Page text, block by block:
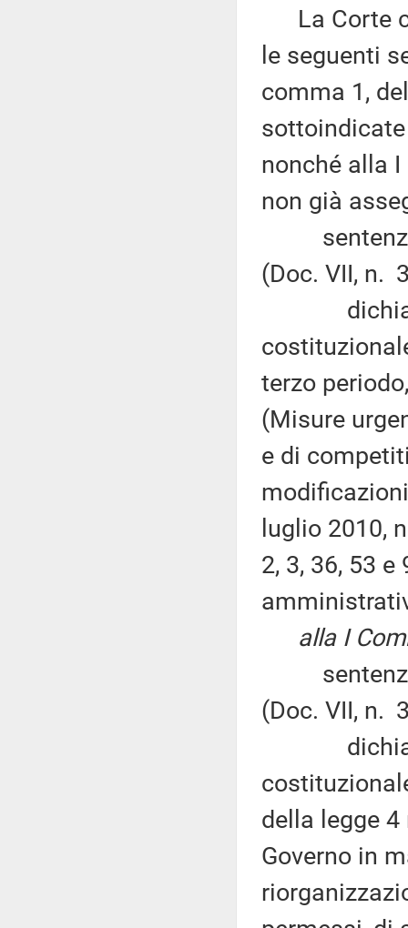
La Corte
le seguenti
comma 1,
nonché alla
non già
sentenza
(Doc. VII, n.
dichiara
terzo
(Misure
e di
luglio 2010,
2, 3, 36, 53
alla I
sentenza
(Doc. VII, n.
dichiara
della legge
Governo in